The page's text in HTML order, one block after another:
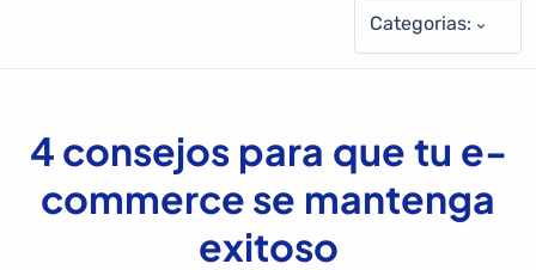
Categorias:
4 consejos para que tu e-
commerce se mantenga
exitoso